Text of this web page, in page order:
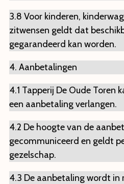
3.8 Voor kinderen,
zitwensen geldt dat
gegarandeerd kan worden.
4. Aanbetalingen
4.1 Tapperij De Oude Toren
een aanbetaling verlangen.
4.2 De hoogte van de
gecommuniceerd en geldt
gezelschap.
4.3 De aanbetaling wordt